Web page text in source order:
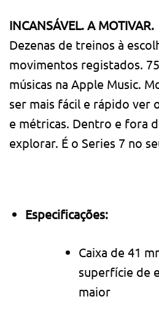
INCANSÁVEL. A MOTIVAR.
Dezenas de treinos à
movimentos registados.
músicas na Apple Music.
ser mais fácil e rápido ver
e métricas. Dentro e fora
explorar. É o Series 7 no
Especificações:
Caixa de 41
superfície de
maior